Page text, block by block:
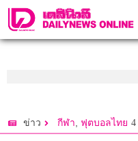
ข่าว กีฬา, ฟุตบอลไทย 4